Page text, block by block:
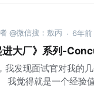
@微信搜：敖丙 · 6年前
进大厂》系列-
我发现面试官对我的
我觉得就是一个经验